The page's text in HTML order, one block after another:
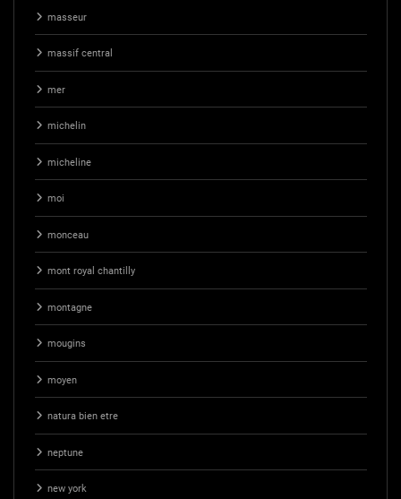
masseur
massif central
mer
michelin
micheline
moi
monceau
mont royal chantilly
montagne
mougins
moyen
natura bien etre
neptune
new york